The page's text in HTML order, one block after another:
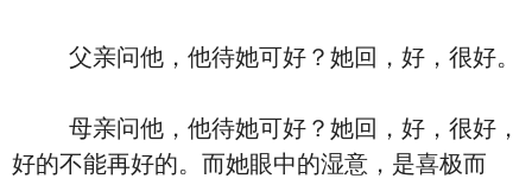
父亲问他，他待她可好？她回，好，很好。
母亲问他，他待她可好？她回，好，很好，
好的不能再好的。而她眼中的湿意，是喜极而